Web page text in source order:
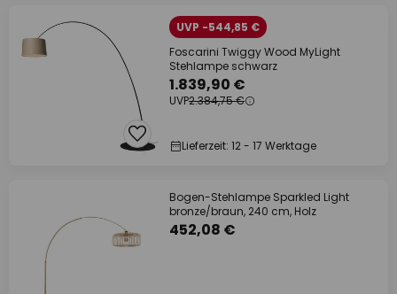
UVP -544,85 €
Foscarini Twiggy Wood MyLight
Stehlampe schwarz
1.839,90 €
UVP2.384,75 €
Lieferzeit: 12 - 17 Werktage
Bogen-Stehlampe Sparkled Light
bronze/braun, 240 cm, Holz
452,08 €